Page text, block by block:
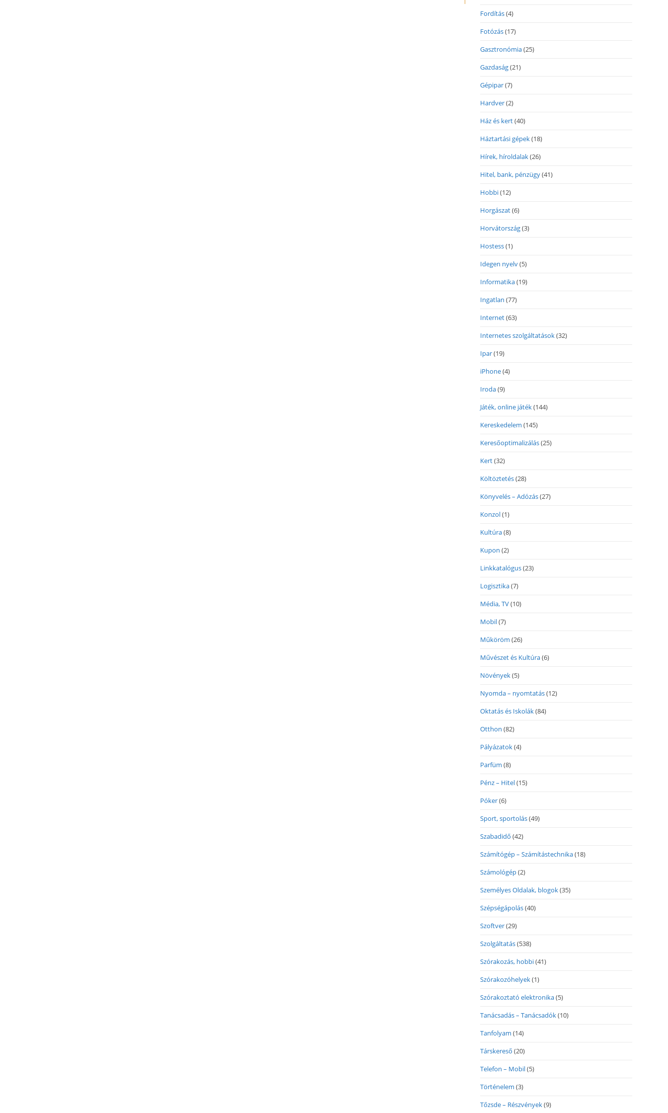
Fordítás(4)
Fotózás(17)
Gasztronómia(25)
Gazdaság(21)
Gépipar(7)
Hardver(2)
Ház és kert(40)
Háztartási gépek(18)
Hírek, híroldalak(26)
Hitel, bank, pénzügy(41)
Hobbi(12)
Horgászat(6)
Horvátország(3)
Hostess(1)
Idegen nyelv(5)
Informatika(19)
Ingatlan (77)
Internet(63)
Internetes szolgáltatások(32)
Ipar(19)
iPhone(4)
Iroda(9)
Játék, online játék(144)
Kereskedelem (145)
Keresőoptimalizálás(25)
Kert(32)
Költöztetés(28)
Könyvelés – Adózás(27)
Konzol(1)
Kultúra(8)
Kupon (2)
Linkkatalógus(23)
Logisztika(7)
Média, TV(10)
Mobil(7)
Műköröm (26)
Művészet és Kultúra(6)
Növények(5)
Nyomda – nyomtatás(12)
Oktatás és Iskolák(84)
Otthon (82)
Pályázatok(4)
Parfüm (8)
Pénz – Hitel(15)
Póker(6)
Sport, sportolás(49)
Szabadidő (42)
Számítógép – Számítástechnika(18)
Számológép(2)
Személyes Oldalak, blogok(35)
Szépségápolás(40)
Szoftver(29)
Szolgáltatás(538)
Szórakozás, hobbi(41)
Szórakozóhelyek(1)
Szórakoztató elektronika(5)
Tanácsadás – Tanácsadók(10)
Tanfolyam (14)
Társkereső (20)
Telefon – Mobil(5)
Történelem (3)
Tőzsde – Részvények(9)